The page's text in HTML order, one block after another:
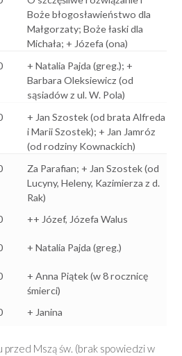
Boże błogosławieństwo dla
Małgorzaty; Boże łaski dla
Michała; + Józefa (ona)
+ Natalia Pajda (greg.); +
Barbara Oleksiewicz (od
sąsiadów z ul. W. Pola)
+ Jan Szostek (od brata Alfreda
i Marii Szostek); + Jan Jamróz
(od rodziny Kownackich)
Za Parafian; + Jan Szostek (od
Lucyny, Heleny, Kazimierza z d.
Rak)
++ Józef, Józefa Walus
+ Natalia Pajda (greg.)
+ Anna Piątek (w 8 rocznicę
śmierci)
+ Janina
Mszą św. (brak spowiedzi w